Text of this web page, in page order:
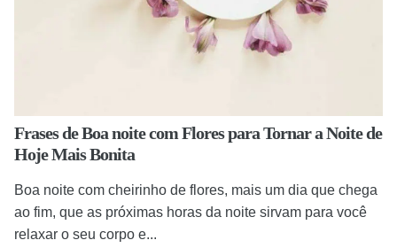
Frases de Boa noite com Flores para Tornar a Noite de
Hoje Mais Bonita
Boa noite com cheirinho de flores, mais um dia que chega
ao fim, que as próximas horas da noite sirvam para você
relaxar o seu corpo e...